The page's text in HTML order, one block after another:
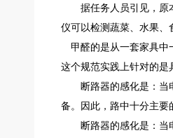
据任务人员引见，原本
仪可以检测蔬菜、水果、
甲醛的是从一套家具中
这个规范实践上针对的是
断路器的感化是：当电
备。因此，路中十分主要
断路器的感化是：当电